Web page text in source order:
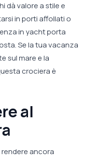
dà valore a stile e
in porti affollati o
in yacht porta
Se la tua vacanza
sul mare e la
crociera è
al
ancora